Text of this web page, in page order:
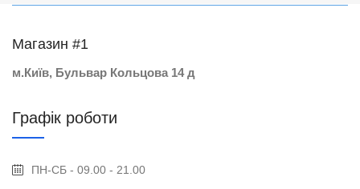
Магазин #1
м.Київ, Бульвар Кольцова 14 д
Графік роботи
ПН-СБ - 09.00 - 21.00